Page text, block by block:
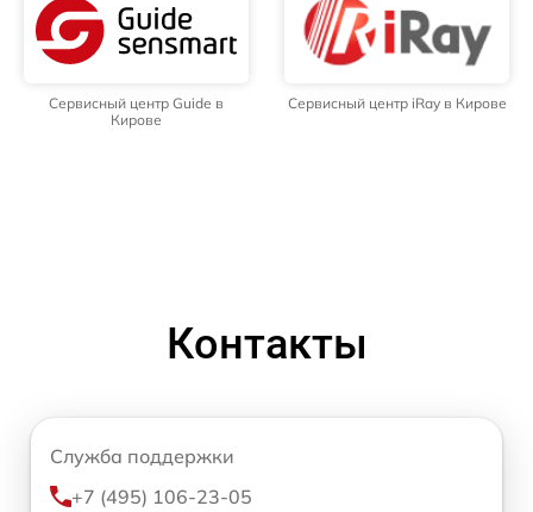
Сервисный центр Guide в
Кирове
Сервисный центр iRay в Кирове
Контакты
Служба поддержки
+7 (495) 106-23-05